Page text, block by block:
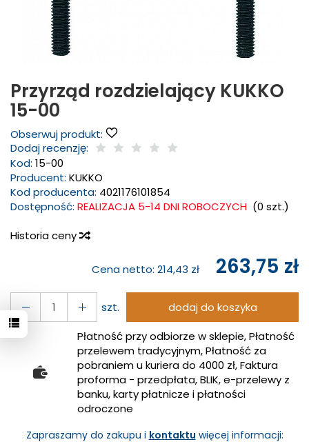
Przyrząd rozdzielający KUKKO
15-00
Obserwuj produkt:
Dodaj recenzję:
Kod: 15-00
Producent: KUKKO
Kod producenta: 4021176101854
Dostępność: REALIZACJA 5-14 DNI ROBOCZYCH (0 szt.)
Historia ceny
Cena netto: 214,43 zł 263,75 zł
szt.
dodaj do koszyka
Płatność przy odbiorze w sklepie, Płatność
przelewem tradycyjnym, Płatność za
pobraniem u kuriera do 4000 zł, Faktura
proforma - przedpłata, BLIK, e-przelewy z
banku, karty płatnicze i płatności
odroczone
Zapraszamy do zakupu i kontaktu więcej informacji: